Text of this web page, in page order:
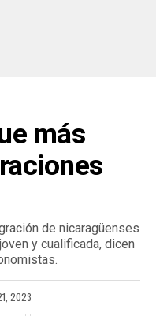
más
de nicaragüenses
y cualificada, dicen
2023